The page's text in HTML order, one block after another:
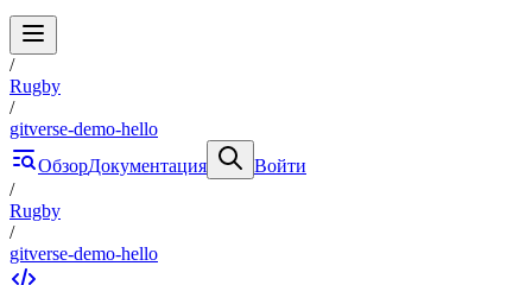
/
Rugby
/
gitverse-demo-hello
ОбзорДокументация
Войти
/
Rugby
/
gitverse-demo-hello